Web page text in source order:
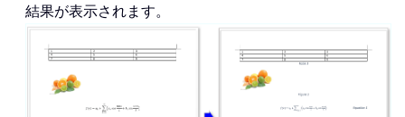
結果が表示されます。